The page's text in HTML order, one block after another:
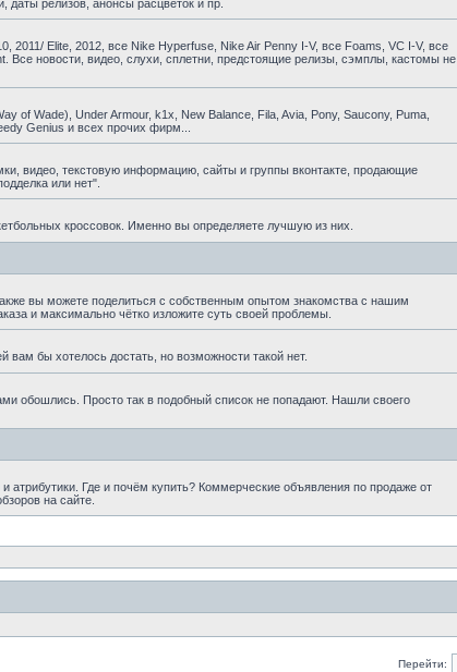
даты релизов, анонсы расцветок и пр.
2011/ Elite, 2012, все Nike Hyperfuse, Nike Air Penny I-V, все Foams, VC I-V, все
Все новости, видео, слухи, сплетни, предстоящие релизы, сэмплы, кастомы не
of Wade), Under Armour, k1x, New Balance, Fila, Avia, Pony, Saucony, Puma,
Genius и всех прочих фирм...
видео, текстовую информацию, сайты и группы вконтакте, продающие
или нет".
кроссовок. Именно вы определяете лучшую из них.
вы можете поделиться с собственным опытом знакомства с нашим
и максимально чётко изложите суть своей проблемы.
бы хотелось достать, но возможности такой нет.
обошлись. Просто так в подобный список не попадают. Нашли своего
Где и почём купить? Коммерческие объявления по продаже от
на сайте.
Перейти: